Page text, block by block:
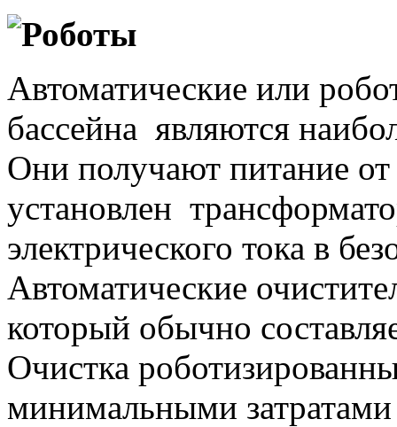
Роботы
Автоматические или
бассейна являются
Они получают питание от
установлен
электрического тока в
Автоматические
который обычно
Очистка
минимальными